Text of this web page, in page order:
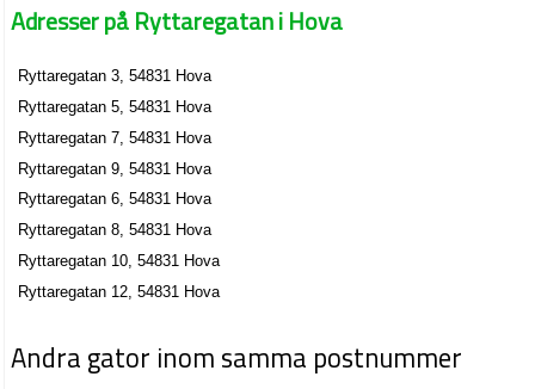
Adresser på Ryttaregatan i Hova
Ryttaregatan 3, 54831 Hova
Ryttaregatan 5, 54831 Hova
Ryttaregatan 7, 54831 Hova
Ryttaregatan 9, 54831 Hova
Ryttaregatan 6, 54831 Hova
Ryttaregatan 8, 54831 Hova
Ryttaregatan 10, 54831 Hova
Ryttaregatan 12, 54831 Hova
Andra gator inom samma postnummer